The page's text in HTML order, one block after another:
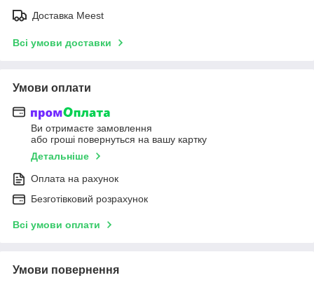
Доставка Meest
Всі умови доставки
Умови оплати
Ви отримаєте замовлення
або гроші повернуться на вашу картку
Детальніше
Оплата на рахунок
Безготівковий розрахунок
Всі умови оплати
Умови повернення